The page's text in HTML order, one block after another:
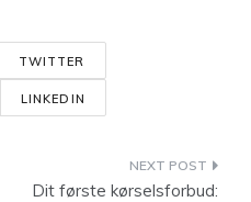
TWITTER
LINKEDIN
Dit første kørselsforbud: